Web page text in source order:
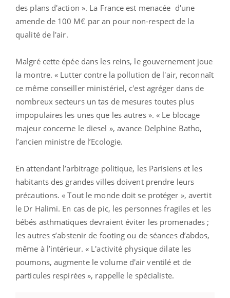
des plans d'action ». La France est menacée d'une
amende de 100 M€ par an pour non-respect de la
qualité de l'air.
Malgré cette épée dans les reins, le gouvernement joue
la montre. « Lutter contre la pollution de l'air, reconnaît
ce même conseiller ministériel, c'est agréger dans de
nombreux secteurs un tas de mesures toutes plus
impopulaires les unes que les autres ». « Le blocage
majeur concerne le diesel », avance Delphine Batho,
l’ancien ministre de l’Ecologie.
En attendant l’arbitrage politique, les Parisiens et les
habitants des grandes villes doivent prendre leurs
précautions. « Tout le monde doit se protéger », avertit
le Dr Halimi. En cas de pic, les personnes fragiles et les
bébés asthmatiques devraient éviter les promenades ;
les autres s’abstenir de footing ou de séances d’abdos,
même à l’intérieur. « L'activité physique dilate les
poumons, augmente le volume d'air ventilé et de
particules respirées », rappelle le spécialiste.